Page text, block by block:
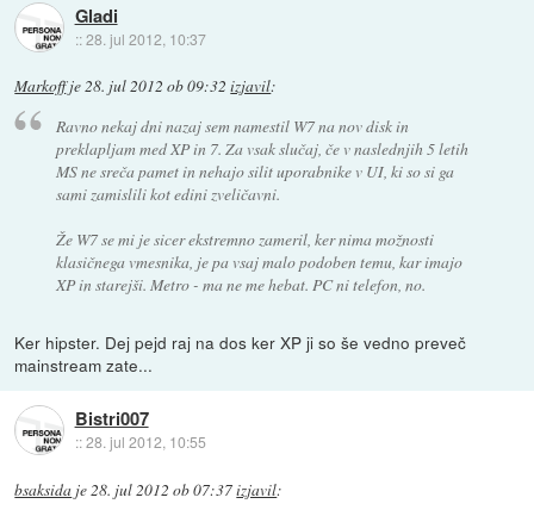
Gladi
::28. jul 2012, 10:37
Markoffje28. jul 2012 ob 09:32 izjavil:
Ravno nekaj dni nazaj sem namestil W7 na nov disk in
preklapljam med XP in 7. Za vsak slučaj, če v naslednjih 5 letih
MS ne sreča pamet in nehajo silit uporabnike v UI, ki so si ga
sami zamislili kot edini zveličavni.
Že W7 se mi je sicer ekstremno zameril, ker nima možnosti
klasičnega vmesnika, je pa vsaj malo podoben temu, kar imajo
XP in starejši. Metro - ma ne me hebat. PC ni telefon, no.
Ker hipster. Dej pejd raj na dos ker XP ji so še vedno preveč
mainstream zate...
Bistri007
::28. jul 2012, 10:55
bsaksida je28. jul 2012 ob 07:37izjavil: